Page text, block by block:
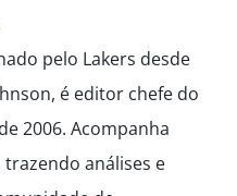
pelo Lakers desde
é editor chefe do
2006. Acompanha
análises e